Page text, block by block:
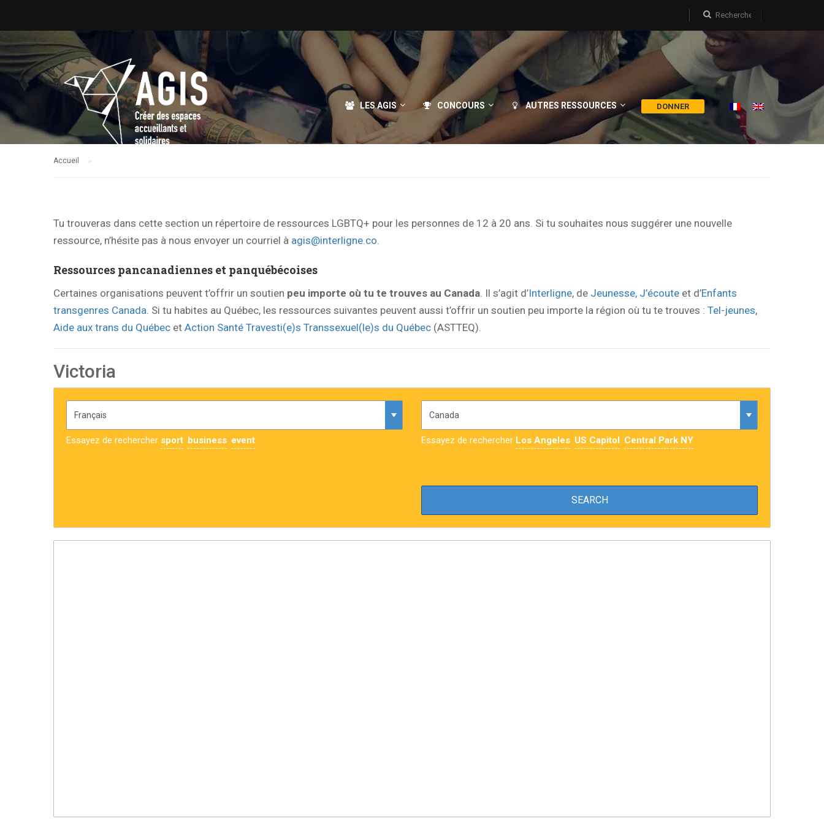
LES AGIS CONCOURS AUTRES RESSOURCES DONNER
Accueil
Tu trouveras dans cette section un répertoire de ressources LGBTQ+ pour les personnes de 12 à 20 ans. Si tu souhaites nous suggérer une nouvelle
ressource, n’hésite pas à nous envoyer un courriel à agis@interligne.co.
Ressources pancanadiennes et panquébécoises
Certaines organisations peuvent t’offrir un soutien peu importe où tu te trouves au Canada. Il s’agit d’Interligne, de Jeunesse, J’écoute et d’Enfants
transgenres Canada. Si tu habites au Québec, les ressources suivantes peuvent aussi t’offrir un soutien peu importe la région où tu te trouves : Tel-jeunes,
Aide aux trans du Québec et Action Santé Travesti(e)s Transsexuel(le)s du Québec (ASTTEQ).
Victoria
Essayez de rechercher sport business event Essayez de rechercher Los Angeles US Capitol Central Park NY